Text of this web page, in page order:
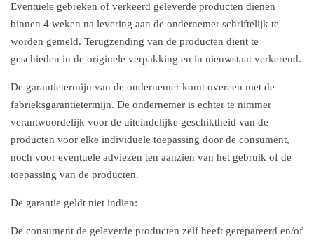
Eventuele gebreken of verkeerd geleverde producten dienen
binnen 4 weken na levering aan de ondernemer schriftelijk te
worden gemeld. Terugzending van de producten dient te
geschieden in de originele verpakking en in nieuwstaat verkerend.
De garantietermijn van de ondernemer komt overeen met de
fabrieksgarantietermijn. De ondernemer is echter te nimmer
verantwoordelijk voor de uiteindelijke geschiktheid van de
producten voor elke individuele toepassing door de consument,
noch voor eventuele adviezen ten aanzien van het gebruik of de
toepassing van de producten.
De garantie geldt niet indien:
De consument de geleverde producten zelf heeft gerepareerd en/of